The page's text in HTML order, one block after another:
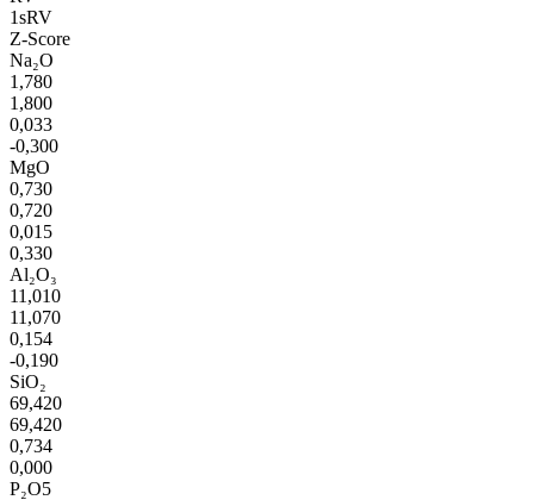
1sRV
Z-Score
Na₂O
1,780
1,800
0,033
-0,300
MgO
0,730
0,720
0,015
0,330
Al₂O₃
11,010
11,070
0,154
-0,190
SiO₂
69,420
69,420
0,734
0,000
P₂O5